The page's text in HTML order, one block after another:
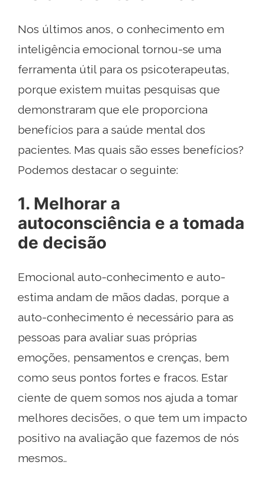
Nos últimos anos, o conhecimento em
inteligência emocional tornou-se uma
ferramenta útil para os psicoterapeutas,
porque existem muitas pesquisas que
demonstraram que ele proporciona
benefícios para a saúde mental dos
pacientes. Mas quais são esses benefícios?
Podemos destacar o seguinte:
1. Melhorar a
autoconsciência e a tomada
de decisão
Emocional auto-conhecimento e auto-
estima andam de mãos dadas, porque a
auto-conhecimento é necessário para as
pessoas para avaliar suas próprias
emoções, pensamentos e crenças, bem
como seus pontos fortes e fracos. Estar
ciente de quem somos nos ajuda a tomar
melhores decisões, o que tem um impacto
positivo na avaliação que fazemos de nós
mesmos..